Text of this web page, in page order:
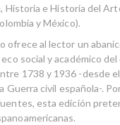
Historia e Historia del
y México).
ofrece al lector un
social y académico
1738 y 1936 -desde
Guerra civil española-.
esta edición